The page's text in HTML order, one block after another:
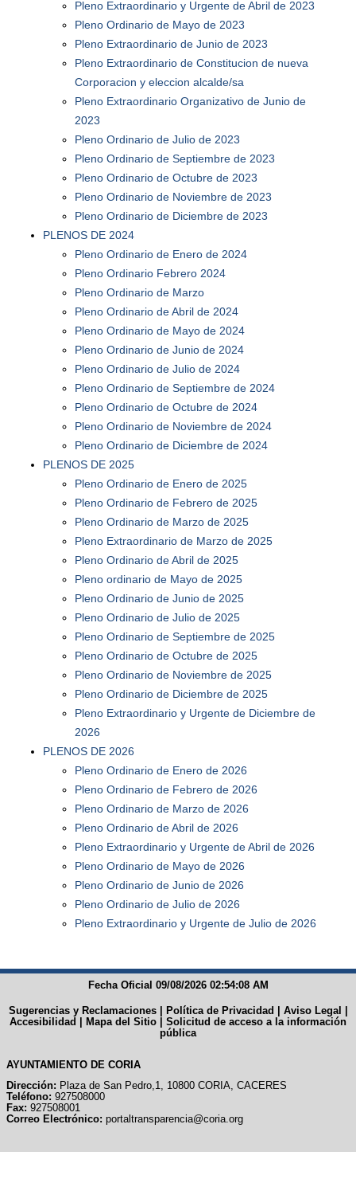
Pleno Extraordinario y Urgente de Abril de 2023
Pleno Ordinario de Mayo de 2023
Pleno Extraordinario de Junio de 2023
Pleno Extraordinario de Constitucion de nueva
Corporacion y eleccion alcalde/sa
Pleno Extraordinario Organizativo de Junio de
2023
Pleno Ordinario de Julio de 2023
Pleno Ordinario de Septiembre de 2023
Pleno Ordinario de Octubre de 2023
Pleno Ordinario de Noviembre de 2023
Pleno Ordinario de Diciembre de 2023
PLENOS DE 2024
Pleno Ordinario de Enero de 2024
Pleno Ordinario Febrero 2024
Pleno Ordinario de Marzo
Pleno Ordinario de Abril de 2024
Pleno Ordinario de Mayo de 2024
Pleno Ordinario de Junio de 2024
Pleno Ordinario de Julio de 2024
Pleno Ordinario de Septiembre de 2024
Pleno Ordinario de Octubre de 2024
Pleno Ordinario de Noviembre de 2024
Pleno Ordinario de Diciembre de 2024
PLENOS DE 2025
Pleno Ordinario de Enero de 2025
Pleno Ordinario de Febrero de 2025
Pleno Ordinario de Marzo de 2025
Pleno Extraordinario de Marzo de 2025
Pleno Ordinario de Abril de 2025
Pleno ordinario de Mayo de 2025
Pleno Ordinario de Junio de 2025
Pleno Ordinario de Julio de 2025
Pleno Ordinario de Septiembre de 2025
Pleno Ordinario de Octubre de 2025
Pleno Ordinario de Noviembre de 2025
Pleno Ordinario de Diciembre de 2025
Pleno Extraordinario y Urgente de Diciembre de
2026
PLENOS DE 2026
Pleno Ordinario de Enero de 2026
Pleno Ordinario de Febrero de 2026
Pleno Ordinario de Marzo de 2026
Pleno Ordinario de Abril de 2026
Pleno Extraordinario y Urgente de Abril de 2026
Pleno Ordinario de Mayo de 2026
Pleno Ordinario de Junio de 2026
Pleno Ordinario de Julio de 2026
Pleno Extraordinario y Urgente de Julio de 2026
Fecha Oficial 09/08/2026 02:54:08 AM
Sugerencias y Reclamaciones| Política de Privacidad Aviso Legal
Accesibilidad
Mapa del Sitio
Solicitud de acceso a la información
pública
AYUNTAMIENTO DE CORIA
Dirección: Plaza de San Pedro,1, 10800 CORIA, CACERES
Teléfono: 927508000
Fax: 927508001
Correo Electrónico: portaltransparencia@coria.org